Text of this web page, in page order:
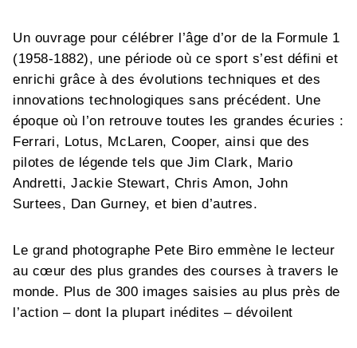
Un ouvrage pour célébrer l’âge d’or de la Formule 1
(1958-1882), une période où ce sport s’est défini et
enrichi grâce à des évolutions techniques et des
innovations technologiques sans précédent. Une
époque où l’on retrouve toutes les grandes écuries :
Ferrari, Lotus, McLaren, Cooper, ainsi que des
pilotes de légende tels que Jim Clark, Mario
Andretti, Jackie Stewart, Chris Amon, John
Surtees, Dan Gurney, et bien d’autres.
Le grand photographe Pete Biro emmène le lecteur
au cœur des plus grandes des courses à travers le
monde. Plus de 300 images saisies au plus près de
l’action – dont la plupart inédites – dévoilent